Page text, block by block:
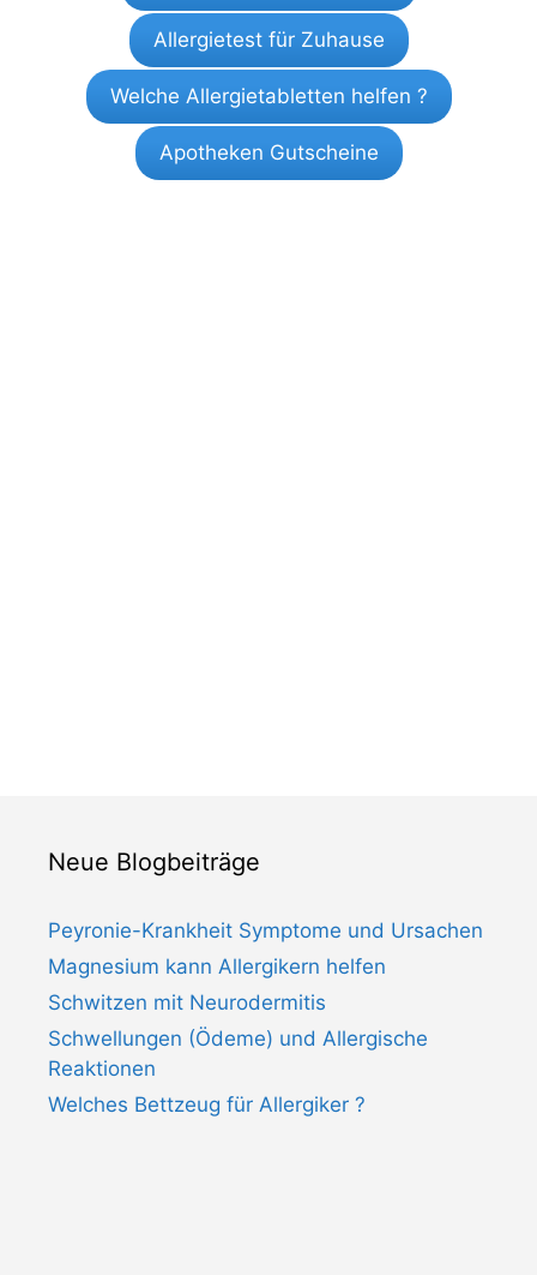
Allergietest für Zuhause
Welche Allergietabletten helfen ?
Apotheken Gutscheine
Neue Blogbeiträge
Peyronie-Krankheit Symptome und Ursachen
Magnesium kann Allergikern helfen
Schwitzen mit Neurodermitis
Schwellungen (Ödeme) und Allergische
Reaktionen
Welches Bettzeug für Allergiker ?